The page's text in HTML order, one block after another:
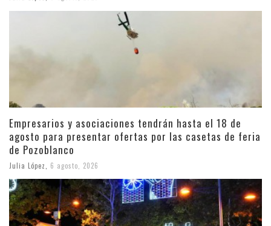
Empresarios y asociaciones tendrán hasta el 18 de
agosto para presentar ofertas por las casetas de feria
de Pozoblanco
Julia López 6 agosto, 2026